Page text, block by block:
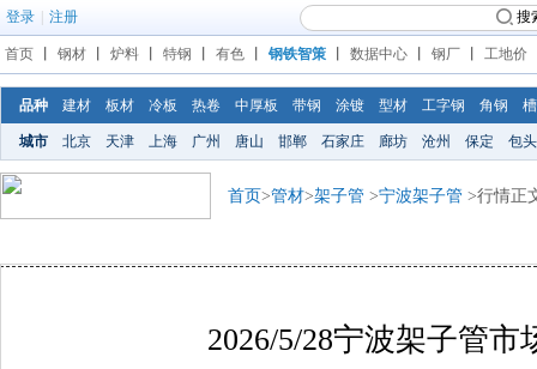
登录 注册 搜
首页 钢材 炉料 特钢 有色 钢铁智策 数据中心 钢厂 工地价
品种 建材 板材 冷板 热卷 中厚板 带钢 涂镀 型材 工字钢 角钢
城市 北京 天津 上海 广州 唐山 邯郸 石家庄 廊坊 沧州 保定 包头
首页>管材>架子管 >宁波架子管 >行情正
2026/5/28宁波架子管市